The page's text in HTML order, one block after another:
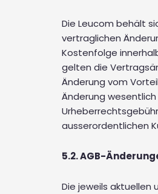
Die Leucom behält
vertraglichen
Kostenfolge
gelten die
Änderung vom
Änderung
ausserordentlichen
5.2. AGB-
Die jeweils aktuellen